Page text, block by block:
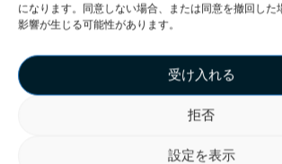
になります。同意しない場合、または同意を撤回した
影響が生じる可能性があります。
受け入れる
拒否
設定を表示